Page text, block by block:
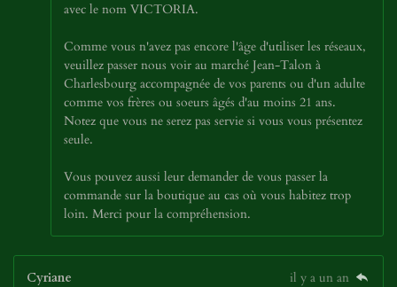
avec le nom VICTORIA.
Comme vous n'avez pas encore l'âge d'utiliser les réseaux,
veuillez passer nous voir au marché Jean-Talon à
Charlesbourg accompagnée de vos parents ou d'un adulte
comme vos frères ou soeurs âgés d'au moins 21 ans.
Notez que vous ne serez pas servie si vous vous présentez
seule.
Vous pouvez aussi leur demander de vous passer la
commande sur la boutique au cas où vous habitez trop
loin. Merci pour la compréhension.
Cyriane
il y a un an